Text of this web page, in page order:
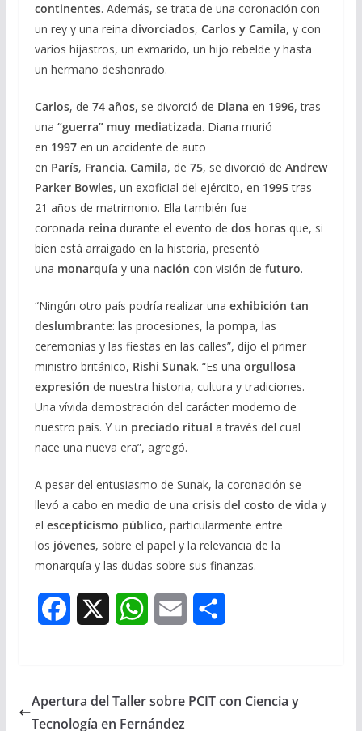
continentes. Además, se trata de una coronación con
un rey y una reina divorciados, Carlos y Camila, y con
varios hijastros, un exmarido, un hijo rebelde y hasta
un hermano deshonrado.
Carlos, de 74 años, se divorció de Diana en 1996, tras
una “guerra” muy mediatizada. Diana murió
en 1997 en un accidente de auto
en París, Francia. Camila, de 75, se divorció de Andrew
Parker Bowles, un exoficial del ejército, en 1995tras
21 años de matrimonio. Ella también fue
coronada reina durante el evento de dos horasque, si
bien está arraigado en la historia, presentó
una monarquía y una nación con visión de futuro.
“Ningún otro país podría realizar una exhibición tan
deslumbrante: las procesiones, la pompa, las
ceremonias y las fiestas en las calles”, dijo el primer
ministro británico, Rishi Sunak. “Es una orgullosa
expresión de nuestra historia, cultura y tradiciones.
Una vívida demostración del carácter moderno de
nuestro país. Y un preciado ritual a través del cual
nace una nueva era”, agregó.
A pesar del entusiasmo de Sunak, la coronación se
llevó a cabo en medio de una crisis del costo de vida y
el escepticismo público, particularmente entre
los jóvenes, sobre el papel y la relevancia de la
monarquía y las dudas sobre sus finanzas.
e
W
t
i
r
Apertura del Taller sobre PCIT con Ciencia y
Tecnología en Fernández